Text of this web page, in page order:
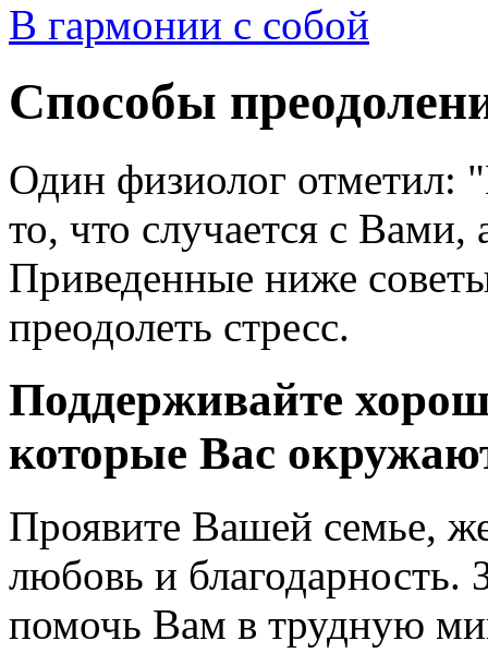
В гармонии с собой
Способы
Один физиолог
то, что случается с Вами,
Приведенные ниже
преодолеть стресс.
Поддерживайте
которые Вас
Проявите Вашей семье,
любовь и благодарность.
помочь Вам в трудную